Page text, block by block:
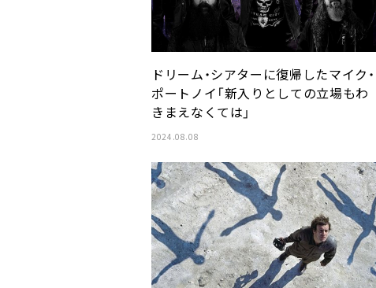
ドリーム・シアターに復帰したマイク・
ポートノイ「新入りとしての立場もわ
きまえなくては」
2024.08.08